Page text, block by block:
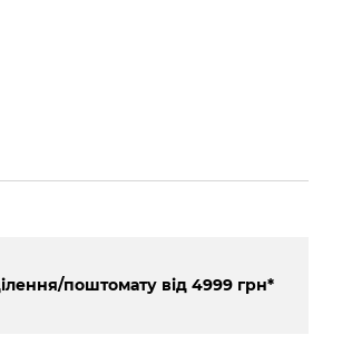
поштомату від 4999 грн*